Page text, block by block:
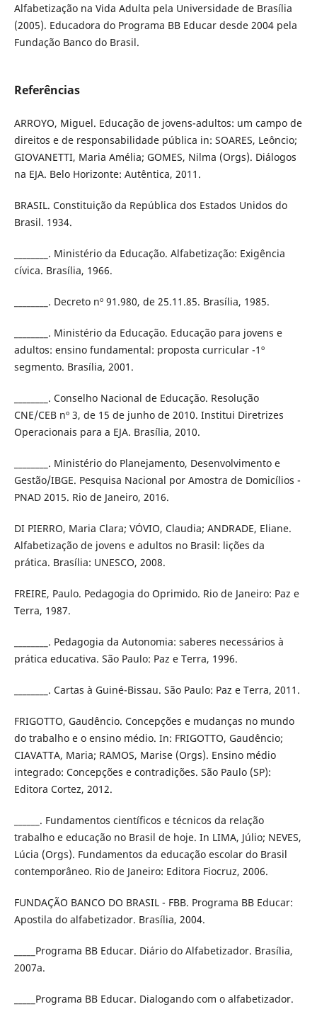
Alfabetização na Vida Adulta pela Universidade de Brasília
(2005). Educadora do Programa BB Educar desde 2004 pela
Fundação Banco do Brasil.
Referências
ARROYO, Miguel. Educação de jovens-adultos: um campo de
direitos e de responsabilidade pública in: SOARES, Leôncio;
GIOVANETTI, Maria Amélia; GOMES, Nilma (Orgs). Diálogos
na EJA. Belo Horizonte: Autêntica, 2011.
BRASIL. Constituição da República dos Estados Unidos do
Brasil. 1934.
________. Ministério da Educação. Alfabetização: Exigência
cívica. Brasília, 1966.
________. Decreto nº 91.980, de 25.11.85. Brasília, 1985.
________. Ministério da Educação. Educação para jovens e
adultos: ensino fundamental: proposta curricular -1º
segmento. Brasília, 2001.
________. Conselho Nacional de Educação. Resolução
CNE/CEB nº 3, de 15 de junho de 2010. Institui Diretrizes
Operacionais para a EJA. Brasília, 2010.
________. Ministério do Planejamento, Desenvolvimento e
Gestão/IBGE. Pesquisa Nacional por Amostra de Domicílios -
PNAD 2015. Rio de Janeiro, 2016.
DI PIERRO, Maria Clara; VÓVIO, Claudia; ANDRADE, Eliane.
Alfabetização de jovens e adultos no Brasil: lições da
prática. Brasília: UNESCO, 2008.
FREIRE, Paulo. Pedagogia do Oprimido. Rio de Janeiro: Paz e
Terra, 1987.
________. Pedagogia da Autonomia: saberes necessários à
prática educativa. São Paulo: Paz e Terra, 1996.
________. Cartas à Guiné-Bissau. São Paulo: Paz e Terra, 2011.
FRIGOTTO, Gaudêncio. Concepções e mudanças no mundo
do trabalho e o ensino médio. In: FRIGOTTO, Gaudêncio;
CIAVATTA, Maria; RAMOS, Marise (Orgs). Ensino médio
integrado: Concepções e contradições. São Paulo (SP):
Editora Cortez, 2012.
______. Fundamentos científicos e técnicos da relação
trabalho e educação no Brasil de hoje. In LIMA, Júlio; NEVES,
Lúcia (Orgs). Fundamentos da educação escolar do Brasil
contemporâneo. Rio de Janeiro: Editora Fiocruz, 2006.
FUNDAÇÃO BANCO DO BRASIL - FBB. Programa BB Educar:
Apostila do alfabetizador. Brasília, 2004.
_____Programa BB Educar. Diário do Alfabetizador. Brasília,
2007a.
_____Programa BB Educar. Dialogando com o alfabetizador.